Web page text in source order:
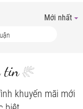
Mới nhất
tin
khuyến mãi mới